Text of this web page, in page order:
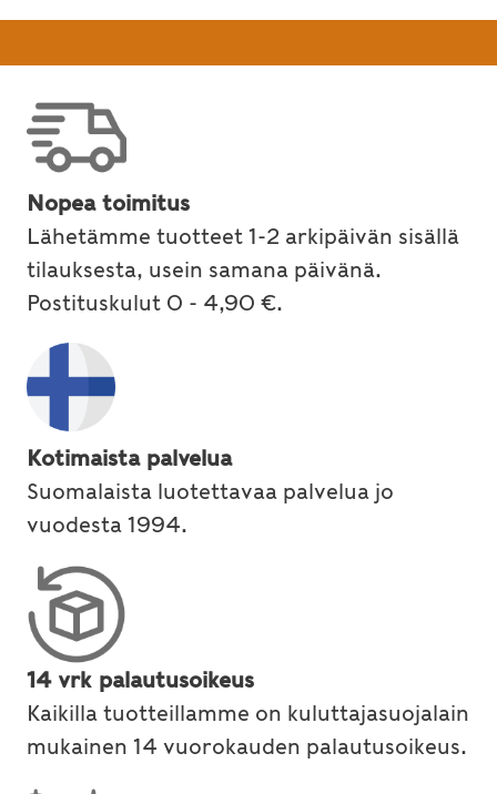
Nopea toimitus
Lähetämme tuotteet 1-2 arkipäivän sisällä
tilauksesta, usein samana päivänä.
Postituskulut 0 - 4,90 €.
Kotimaista palvelua
Suomalaista luotettavaa palvelua jo
vuodesta 1994.
14 vrk palautusoikeus
Kaikilla tuotteillamme on kuluttajasuojalain
mukainen 14 vuorokauden palautusoikeus.